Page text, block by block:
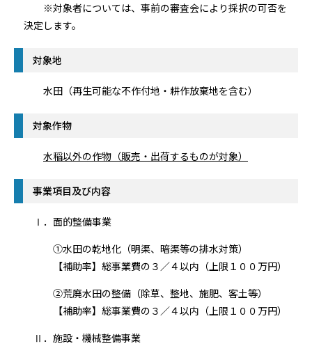
※対象者については、事前の審査会により採択の可否を
決定します。
対象地
水田（再生可能な不作付地・耕作放棄地を含む）
対象作物
水稲以外の作物（販売・出荷するものが対象）
事業項目及び内容
Ⅰ．面的整備事業
①水田の乾地化（明渠、暗渠等の排水対策）
【補助率】総事業費の３／４以内（上限１００万円）
②荒廃水田の整備（除草、整地、施肥、客土等）
【補助率】総事業費の３／４以内（上限１００万円）
Ⅱ．施設・機械整備事業